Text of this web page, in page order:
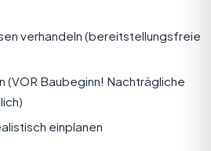
verhandeln (bereitstellungsfreie
Baubeginn! Nachträgliche
einplanen